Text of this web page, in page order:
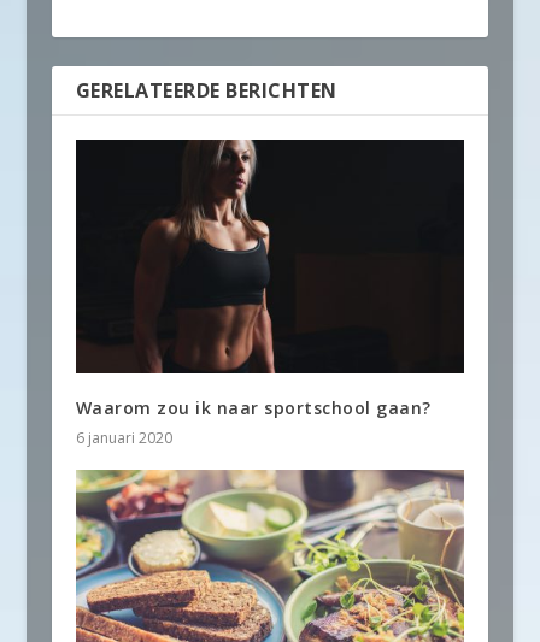
GERELATEERDE BERICHTEN
Waarom zou ik naar sportschool gaan?
6 januari 2020